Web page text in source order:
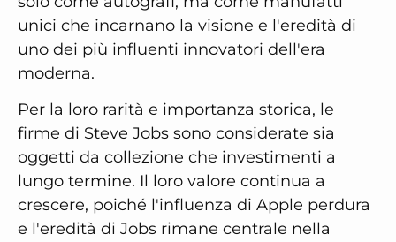
unici che incarnano la visione e l'eredità di
uno dei più influenti innovatori dell'era
moderna.
Per la loro rarità e importanza storica, le
firme di Steve Jobs sono considerate sia
oggetti da collezione che investimenti a
lungo termine. Il loro valore continua a
crescere, poiché l'influenza di Apple perdura
e l'eredità di Jobs rimane centrale nella